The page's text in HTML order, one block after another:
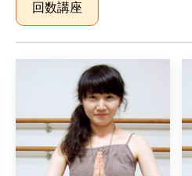
回数講座